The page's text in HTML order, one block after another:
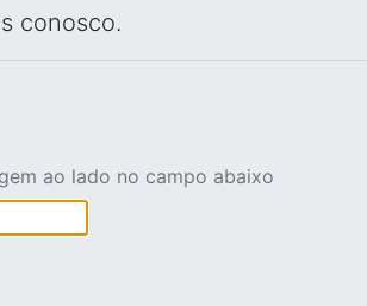
conosco.
ao lado no campo abaixo